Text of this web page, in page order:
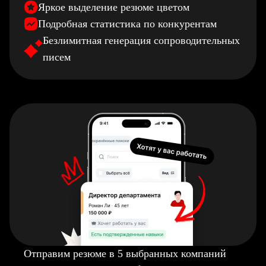
Яркое выделение резюме цветом
Подробная статистика по конкурентам
Безлимитная генерация сопроводительных
писем
Отправим резюме в 5 выбранных компаний